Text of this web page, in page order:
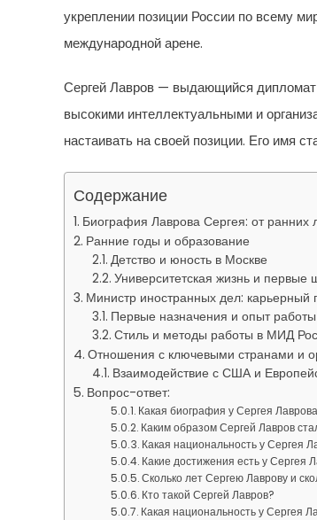
укреплении позиции России по всему
международной арене.
Сергей Лавров — выдающийся дипломат
высокими интеллектуальными и
настаивать на своей позиции. Его имя
Содержание
Биография Лаврова Сергея: от ранних
Ранние годы и образование
Детство и юность в Москве
Университетская жизнь и первые
Министр иностранных дел: карьерный
Первые назначения и опыт
Стиль и методы работы в МИД
Отношения с ключевыми странами и
Взаимодействие с США и
Вопрос-ответ:
Какая биография у Сергея
Каким образом Сергей Лавров
Какая национальность у Сергея
Какие достижения есть у Сергея
Сколько лет Сергею Лаврову и
Кто такой Сергей Лавров?
Какая национальность у Сергея